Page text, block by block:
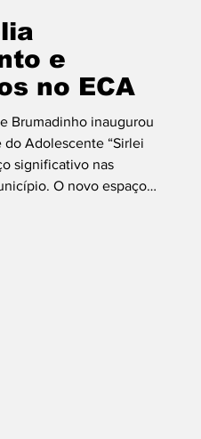
e
no ECA
Brumadinho inaugurou
do Adolescente “Sirlei
significativo nas
O novo espaço